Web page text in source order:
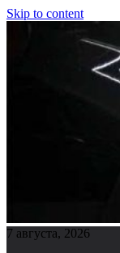
Skip to content
7 августа, 2026